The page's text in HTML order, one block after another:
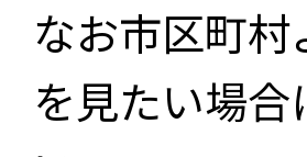
なお市区町
を見たい場